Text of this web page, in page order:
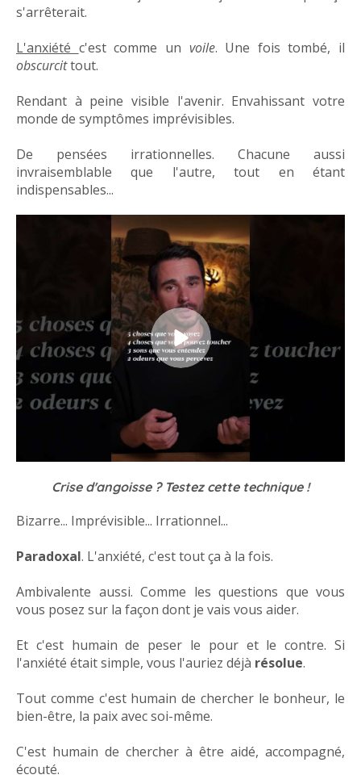
s'arrêterait.
L'anxiété c'est comme un voile. Une fois tombé, il
obscurcittout.
Rendant à peine visible l'avenir. Envahissant votre
monde de symptômes imprévisibles.
De pensées irrationnelles. Chacune aussi
invraisemblable que l'autre, tout en étant
indispensables...
Crise d'angoisse ? Testez cette technique !
Bizarre... Imprévisible... Irrationnel...
Paradoxal. L'anxiété, c'est tout ça à la fois.
Ambivalente aussi. Comme les questions que vous
vous posez sur la façon dont je vais vous aider.
Et c'est humain de peser le pour et le contre. Si
l'anxiété était simple, vous l'auriez déjà résolue.
Tout comme c'est humain de chercher le bonheur, le
bien-être, la paix avec soi-même.
C'est humain de chercher à être aidé, accompagné,
écouté.